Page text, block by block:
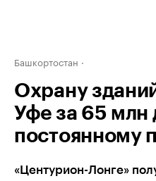
Башкортостан
Охрану
Уфе за 65 млн
постоянному
«Центурион-Лонге»